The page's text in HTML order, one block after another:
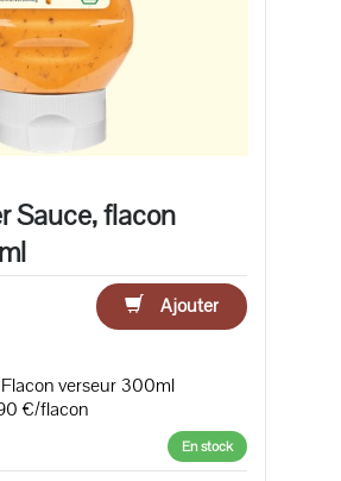
Sauce, flacon
Ajouter
verseur 300ml
€/flacon
En stock